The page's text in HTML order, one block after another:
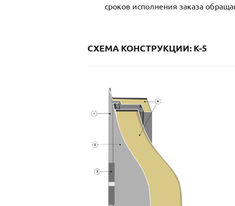
сроков исполнения заказа
СХЕМА КОНСТРУКЦИИ: K-5